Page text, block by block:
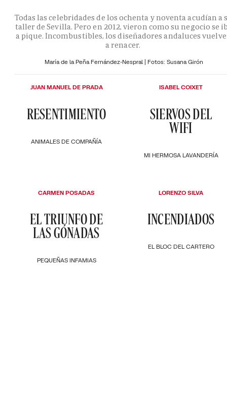
Todas las celebridades de los ochenta y noventa acudían a
taller de Sevilla. Pero en 2012, vieron como su negocio se
a pique. Incombustibles, los diseñadores andaluces
a renacer.
María de la Peña Fernández-Nespral | Fotos: Susana Girón
ANIMALES DE COMPAÑÍA
RESENTIMIENTO
JUAN MANUEL DE PRADA
MI HERMOSA LAVANDERÍA
SIERVOS DEL
WIFI
ISABEL COIXET
PEQUEÑAS INFAMIAS
EL TRIUNFO DE
LAS GÓNADAS
CARMEN POSADAS
EL BLOC DEL CARTERO
INCENDIADOS
LORENZO SILVA